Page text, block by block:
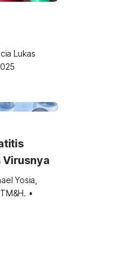
Lukas
Virusnya
Yosia,
•